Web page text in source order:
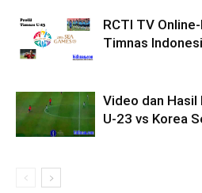
RCTI TV
Timnas
Video dan
U-23 vs Korea